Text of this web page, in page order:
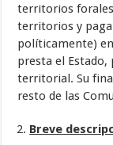
territorios
territorios y
políticamente)
presta el
territorial. Su
resto de las
Breve